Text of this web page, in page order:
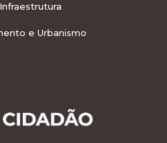
e Urbanismo